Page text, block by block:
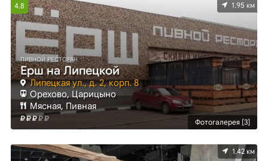
4.8
Фотогалерея [3]
1.95 км
ПИВНОЙ РЕСТОРАН
Ерш на Липецкой
Липецкая ул., д. 2, корп. 8
Орехово, Царицыно
Мясная, Пивная
1.42 км